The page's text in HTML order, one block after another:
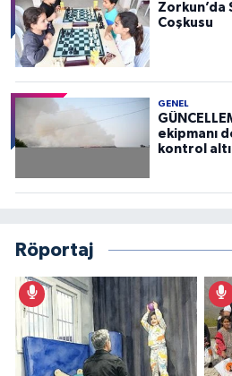
Zorkun’da
Coşkusu
GENEL
ekipmanı
kontrol
Röportaj